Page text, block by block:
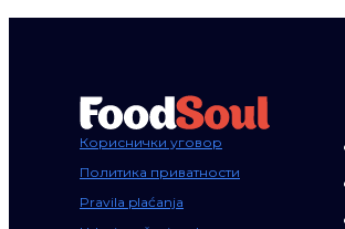
Кориснички уговор
Политика приватности
Pravila plaćanja